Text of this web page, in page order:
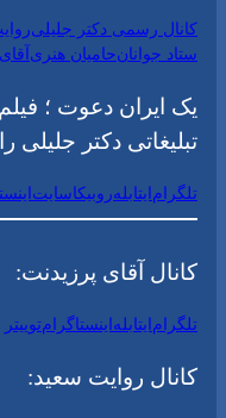
کانال رسمی دکتر جلیلی
ستاد جوانانحامیان هنری
یک ایران دعوت ؛
تبلیغاتی دکتر جلیلی
تلگرامایتابلهروبیکاسایت
کانال آقای پرزیدنت:
تلگرامایتابلهاینستاگرامتوییتر
کانال روایت سعید: